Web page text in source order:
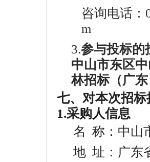
咨询电话：
m
3.参与投标的
中山市东区
林招标（广
七、对本次招
1.采购人信息
名 称： 中山
地 址：广东